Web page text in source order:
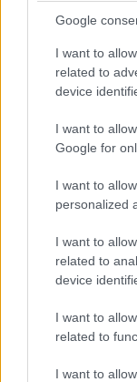
Google
I want to
related to
device
I want to
Google for
I want to
personalized
I want to
related to
device
I want to
related to
I want to
2025. szeptember
„Gondolj
Dudás Mikit a
Dudás Miki
családja